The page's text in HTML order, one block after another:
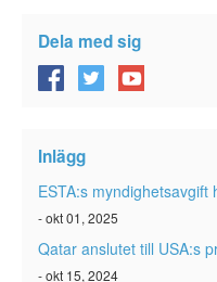
Viseringsundantag
ESTA Artiklar
Kontakta
Dela med sig
Inlägg
ESTA:s myndighetsavgift
- okt 01, 2025
Qatar anslutet till USA:s
- okt 15, 2024